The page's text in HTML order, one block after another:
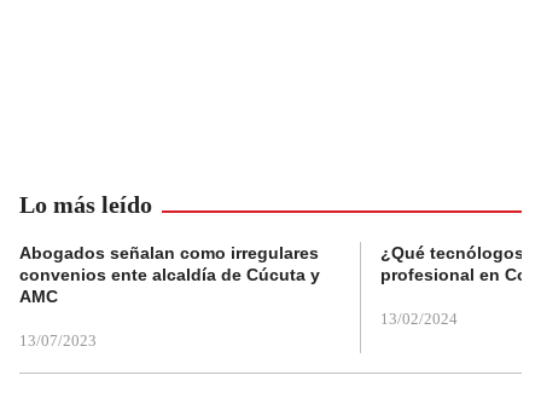
Lo más leído
Abogados señalan como irregulares
convenios ente alcaldía de Cúcuta y
AMC
13/07/2023
¿Qué tecnólogos
profesional en
13/02/2024